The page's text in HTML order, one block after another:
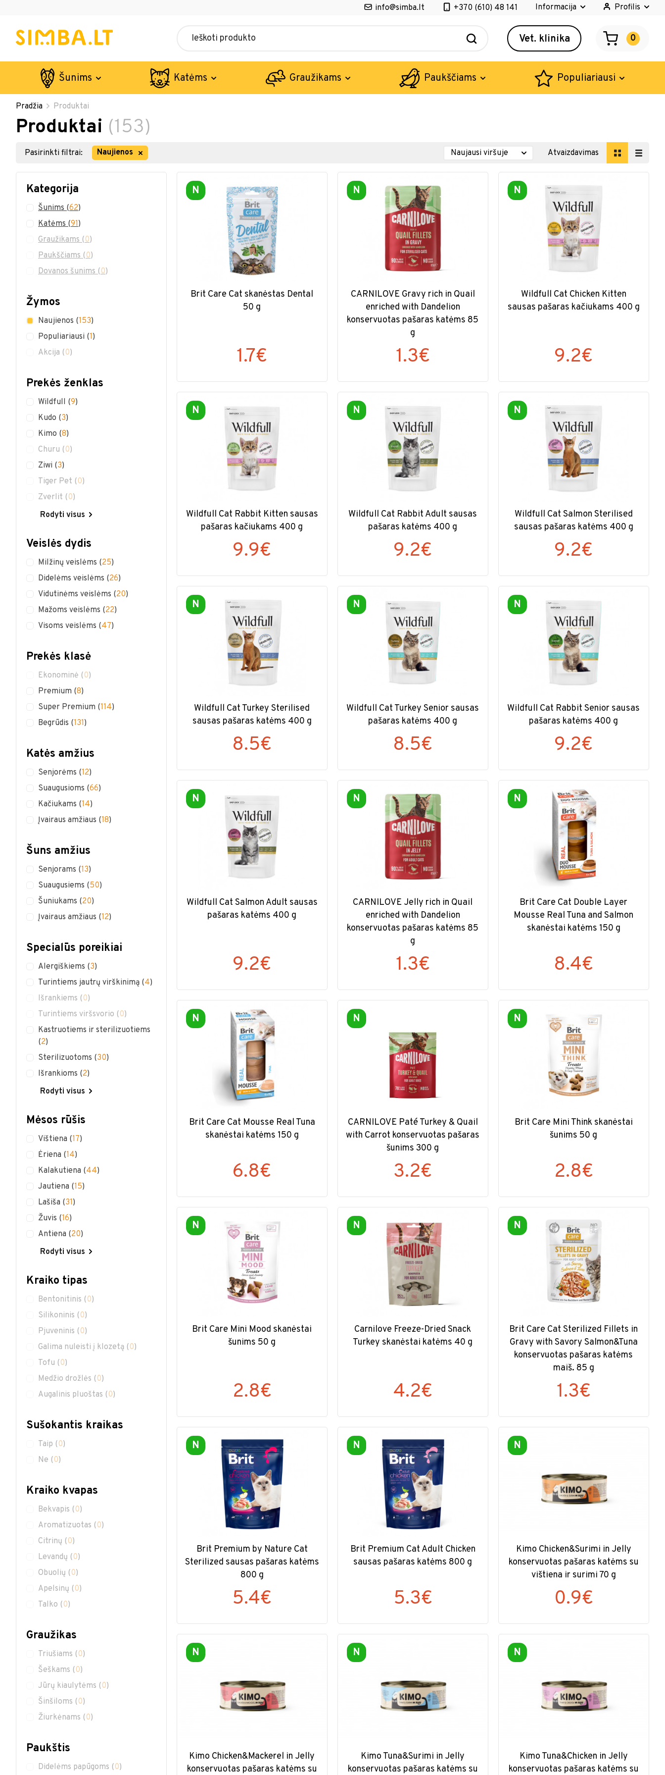
info@simba.lt +370 (610) 48 141 Informacija Profilis
Vet. klinika 0
Šunims Katėms Graužikams Paukščiams Populiariausi
Pradžia Produktai
Produktai (153)
Pasirinkti filtrai: Naujienos Atvaizdavimas
Kategorija
Šunims(62)
Katėms(91)
Graužikams(0)
Paukščiams(0)
Dovanos šunims(0)
Žymos
Naujienos (153)
Populiariausi (1)
Akcija (0)
Prekės ženklas
Wildfull (9)
Kudo (3)
Kimo (8)
Churu (0)
Ziwi (3)
Tiger Pet (0)
Zverlit (0)
Rodyti visus
Veislės dydis
Milžinų veislėms (25)
Didelėms veislėms (26)
Vidutinėms veislėms (20)
Mažoms veislėms (22)
Visoms veislėms (47)
Prekės klasė
Ekonominė (0)
Premium (8)
Super Premium (114)
Begrūdis (131)
Katės amžius
Senjorėms (12)
Suaugusioms (66)
Kačiukams (14)
Įvairaus amžiaus (18)
Šuns amžius
Senjorams (13)
Suaugusiems (50)
Šuniukams (20)
Įvairaus amžiaus (12)
Specialūs poreikiai
Alergiškiems (3)
Turintiems jautrų virškinimą (4)
Išrankiems (0)
Turintiems viršsvorio (0)
Kastruotiems ir sterilizuotiems
(2)
Sterilizuotoms (30)
Išrankioms (2)
Rodyti visus
Mėsos rūšis
Vištiena (17)
Ėriena (14)
Kalakutiena (44)
Jautiena (15)
Lašiša (31)
Žuvis (16)
Antiena (20)
Rodyti visus
Kraiko tipas
Bentonitinis (0)
Silikoninis (0)
Pjuveninis (0)
Galima nuleisti į klozetą (0)
Tofu (0)
Medžio drožlės (0)
Augalinis pluoštas (0)
Sušokantis kraikas
Taip (0)
Ne (0)
Kraiko kvapas
Bekvapis (0)
Aromatizuotas (0)
Citrinų (0)
Levandų (0)
Obuolių (0)
Apelsinų (0)
Talko (0)
Graužikas
Triušiams (0)
Šeškams (0)
Jūrų kiaulytėms (0)
Šinšiloms (0)
Žiurkėnams (0)
Paukštis
Didelėms papūgoms (0)
N
Brit Care Cat skanėstas Dental
50 g
1.7€
N
CARNILOVE Gravy rich in Quail
enriched with Dandelion
konservuotas pašaras katėms 85
g
1.3€
N
Wildfull Cat Chicken Kitten
sausas pašaras kačiukams 400 g
9.2€
N
Wildfull Cat Rabbit Kitten sausas
pašaras kačiukams 400 g
9.9€
N
Wildfull Cat Rabbit Adult sausas
pašaras katėms 400 g
9.2€
N
Wildfull Cat Salmon Sterilised
sausas pašaras katėms 400 g
9.2€
N
Wildfull Cat Turkey Sterilised
sausas pašaras katėms 400 g
8.5€
N
Wildfull Cat Turkey Senior sausas
pašaras katėms 400 g
8.5€
N
Wildfull Cat Rabbit Senior sausas
pašaras katėms 400 g
9.2€
N
Wildfull Cat Salmon Adult sausas
pašaras katėms 400 g
9.2€
N
CARNILOVE Jelly rich in Quail
enriched with Dandelion
konservuotas pašaras katėms 85
g
1.3€
N
Brit Care Cat Double Layer
Mousse Real Tuna and Salmon
skanėstai katėms 150 g
8.4€
N
Brit Care Cat Mousse Real Tuna
skanėstai katėms 150 g
6.8€
N
CARNILOVE Paté Turkey & Quail
with Carrot konservuotas pašaras
šunims 300 g
3.2€
N
Brit Care Mini Think skanėstai
šunims 50 g
2.8€
N
Brit Care Mini Mood skanėstai
šunims 50 g
2.8€
N
Carnilove Freeze-Dried Snack
Turkey skanėstai katėms 40 g
4.2€
N
Brit Care Cat Sterilized Fillets in
Gravy with Savory Salmon&Tuna
konservuotas pašaras katėms
maiš. 85 g
1.3€
N
Brit Premium by Nature Cat
Sterilized sausas pašaras katėms
800 g
5.4€
N
Brit Premium Cat Adult Chicken
sausas pašaras katėms 800 g
5.3€
N
Kimo Chicken&Surimi in Jelly
konservuotas pašaras katėms su
vištiena ir surimi 70 g
0.9€
N
Kimo Chicken&Mackerel in Jelly
konservuotas pašaras katėms su
N
Kimo Tuna&Surimi in Jelly
konservuotas pašaras katėms su
N
Kimo Tuna&Chicken in Jelly
konservuotas pašaras katėms su